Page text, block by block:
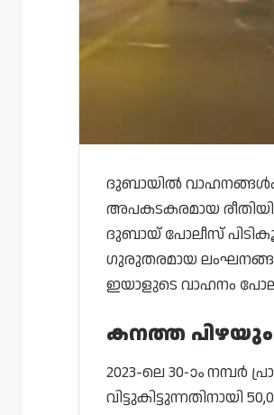
ദുബായിൽ
അപകടകരമായ
ദുബായ് പോലീസ്
ഗുരുതരമായ
ഇയാളുടെ വാഹനം
കനത്ത പിഴയും
2023-ലെ 30-ാം നമ്പർ
വിട്ടുകിട്ടുന്നതിനായി